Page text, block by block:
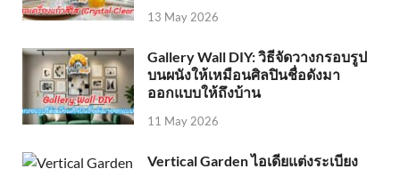
13 May 2026
Gallery Wall DIY: วิธีจัดวางกรอบรูป
บนผนังให้เหมือนศิลปินชื่อดังมา
ออกแบบให้ถึงบ้าน
11 May 2026
Vertical Garden ไอเดียแต่งระเบียง